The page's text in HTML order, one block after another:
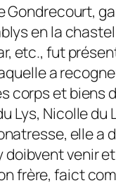
en la
etc., fut
a
corps et biens
Lys, Nicolle du
elle a
venir
frère, faict